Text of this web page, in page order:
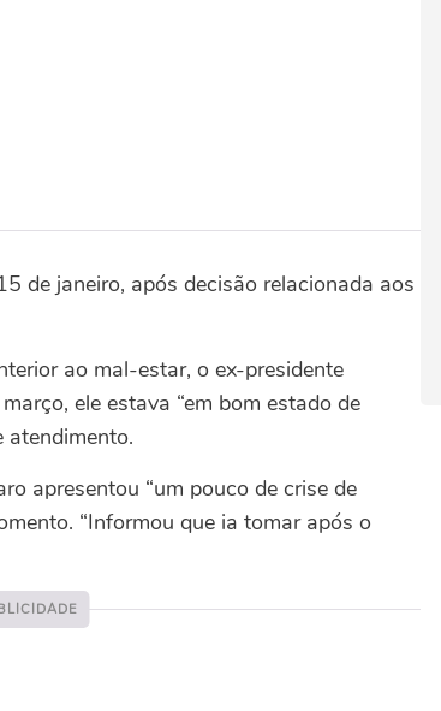
de janeiro, após decisão relacionada aos
ao mal-estar, o ex-presidente
ele estava “em bom estado de
atendimento.
apresentou “um pouco de crise de
“Informou que ia tomar após o